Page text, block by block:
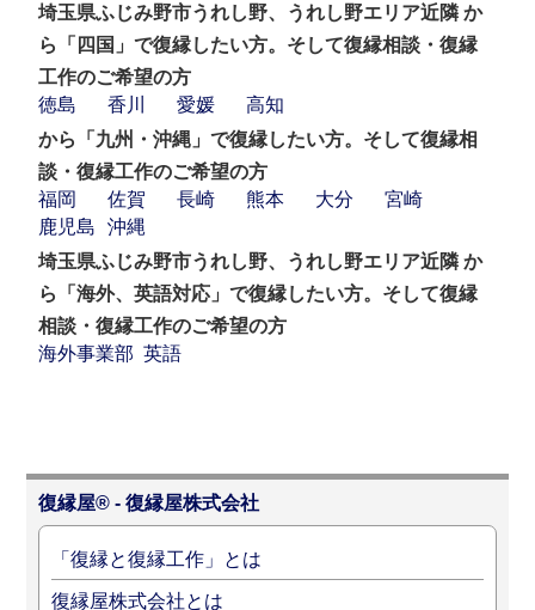
埼玉県ふじみ野市うれし野、うれし野エリア近隣 か
ら「四国」で復縁したい方。そして復縁相談・復縁
工作のご希望の方
徳島
香川 愛媛
高知
から「九州・沖縄」で復縁したい方。そして復縁相
談・復縁工作のご希望の方
福岡
佐賀 長崎 熊本 大分
宮崎
鹿児島
沖縄
埼玉県ふじみ野市うれし野、うれし野エリア近隣 か
ら「海外、英語対応」で復縁したい方。そして復縁
相談・復縁工作のご希望の方
海外事業部 英語
復縁屋® - 復縁屋株式会社
「復縁と復縁工作」とは
復縁屋株式会社とは